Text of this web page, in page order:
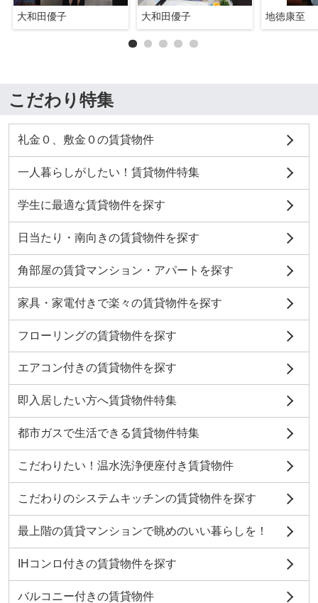
大和田優子 大和田優子 地徳康至
こだわり特集
礼金０、敷金０の賃貸物件
一人暮らしがしたい！賃貸物件特集
学生に最適な賃貸物件を探す
日当たり・南向きの賃貸物件を探す
角部屋の賃貸マンション・アパートを探す
家具・家電付きで楽々の賃貸物件を探す
フローリングの賃貸物件を探す
エアコン付きの賃貸物件を探す
即入居したい方へ賃貸物件特集
都市ガスで生活できる賃貸物件特集
こだわりたい！温水洗浄便座付き賃貸物件
こだわりのシステムキッチンの賃貸物件を探す
最上階の賃貸マンションで眺めのいい暮らしを！
IHコンロ付きの賃貸物件を探す
バルコニー付きの賃貸物件